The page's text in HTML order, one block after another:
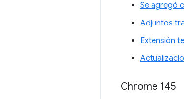
Se agregó
Adjuntos
Extensión
Chrome 145